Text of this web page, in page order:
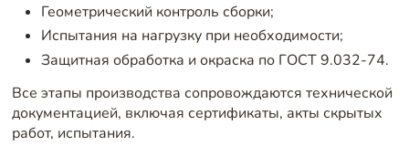
Геометрический контроль сборки;
Испытания на нагрузку при необходимости;
Защитная обработка и окраска по ГОСТ 9.032-74.
Все этапы производства сопровождаются технической
документацией, включая сертификаты, акты скрытых
работ, испытания.